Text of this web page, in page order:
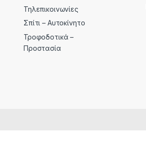
Τηλεπικοινωνίες
Σπίτι – Αυτοκίνητο
Τροφοδοτικά –
Προστασία